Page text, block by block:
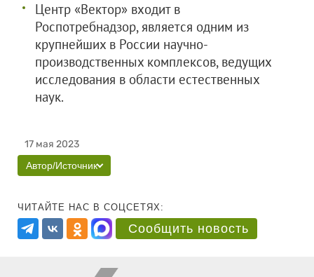
Центр «Вектор» входит в
Роспотребнадзор, является одним из
крупнейших в России научно-
производственных комплексов, ведущих
исследования в области естественных
наук.
17 мая 2023
Автор/Источник
ЧИТАЙТЕ НАС В СОЦСЕТЯХ:
Сообщить новость